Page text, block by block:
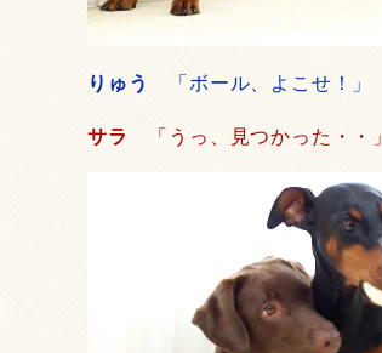
りゅう
「ボール、よこせ！」
サラ
「うっ、見つかった・・」